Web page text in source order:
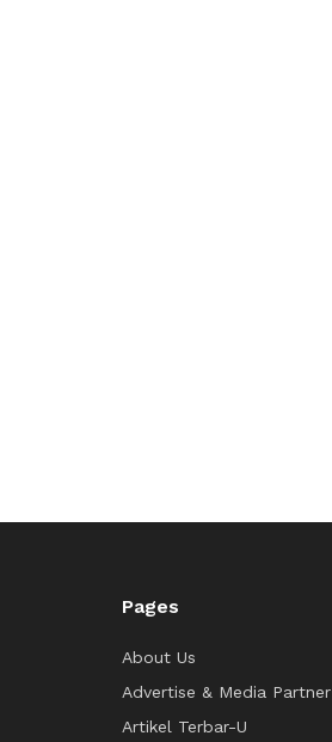
Pages
About Us
Advertise & Media Partner
Artikel Terbar-U